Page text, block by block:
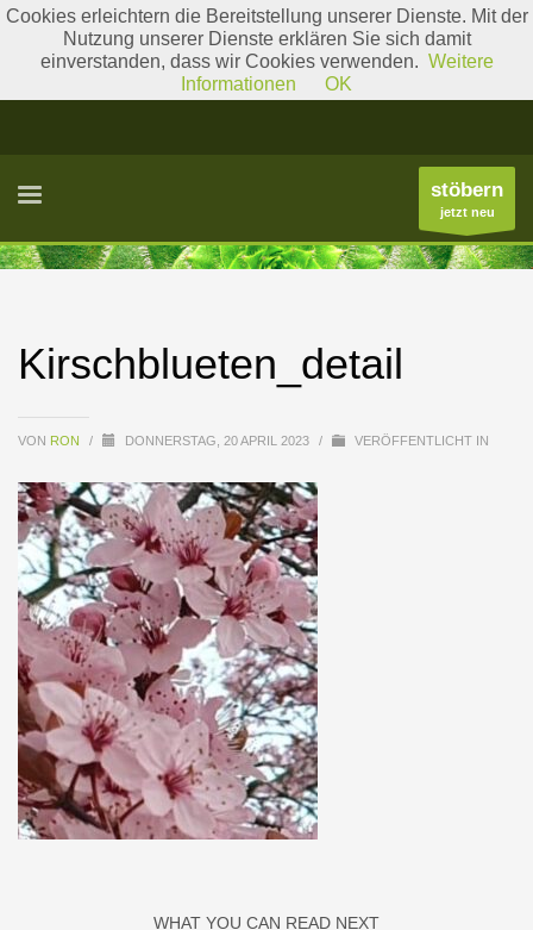
Literatur Gattungslisten
stöbern
jetzt neu
Kirschblueten_detail
VON RON / DONNERSTAG, 20 APRIL 2023 / VERÖFFENTLICHT IN
WHAT YOU CAN READ NEXT
Cookies erleichtern die Bereitstellung unserer Dienste. Mit der
Nutzung unserer Dienste erklären Sie sich damit
einverstanden, dass wir Cookies verwenden. Weitere
Informationen
OK